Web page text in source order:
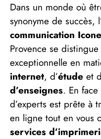
Dans un monde où
synonyme de succès,
communication
Provence se
exceptionnelle en
internet, d’étude et
d’enseignes. En
d’experts est prête à
en ligne tout en vous
services